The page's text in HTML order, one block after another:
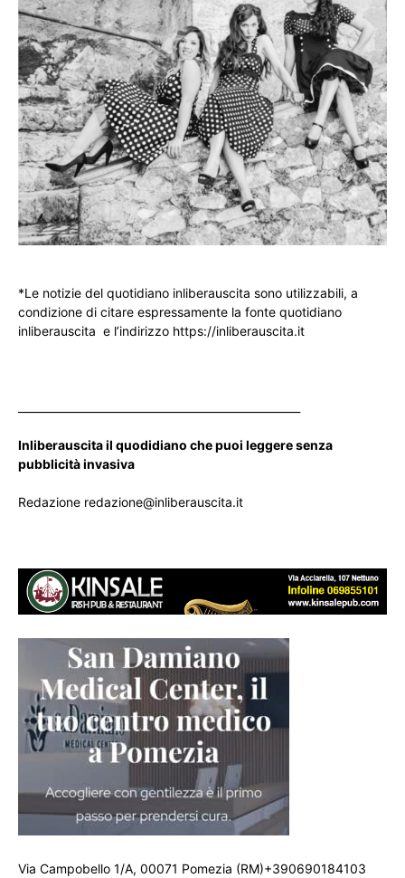
*Le notizie del quotidiano inliberauscita sono utilizzabili, a
condizione di citare espressamente la fonte quotidiano
inliberauscita e l’indirizzo https://inliberauscita.it
Inliberauscita il quodidiano che puoi leggere senza
pubblicità invasiva
Redazione redazione@inliberauscita.it
Via Campobello 1/A, 00071 Pomezia (RM)+390690184103